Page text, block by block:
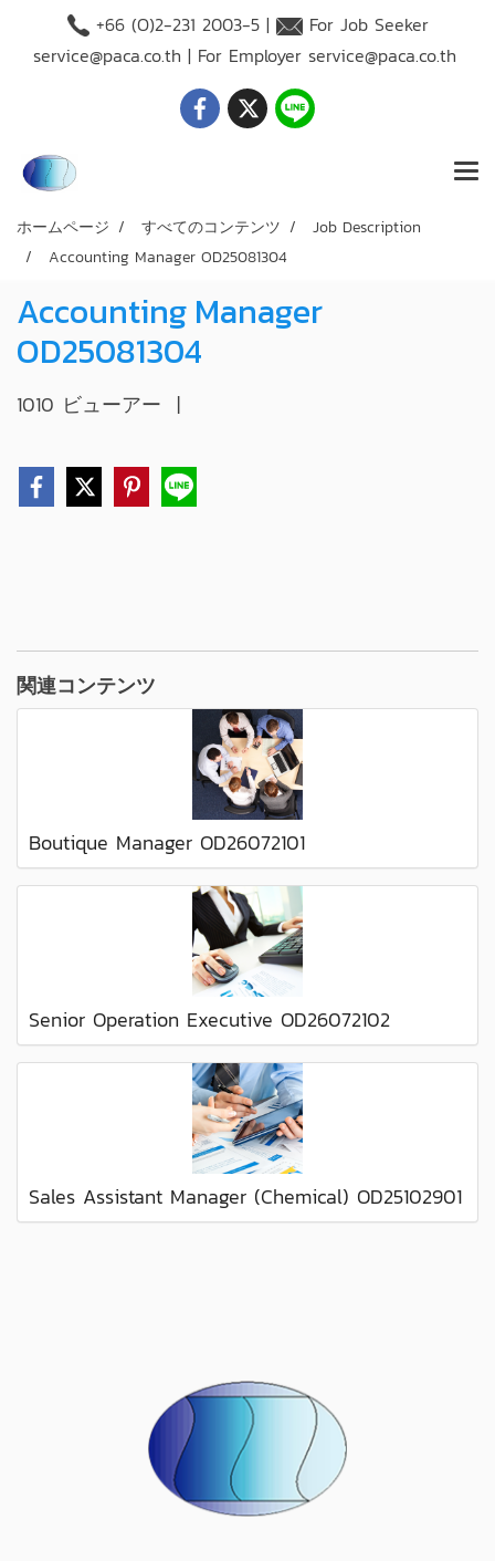
+66 (O)2-231 2003-5 |
For Job Seeker
service@paca.co.th | For Employer service@paca.co.th
ホームページ すべてのコンテンツ
Job Description
Accounting Manager OD25081304
Accounting Manager
OD25081304
1010 ビューアー |
関連コンテンツ
Boutique Manager OD26072101
Senior Operation Executive OD26072102
Sales Assistant Manager (Chemical) OD25102901